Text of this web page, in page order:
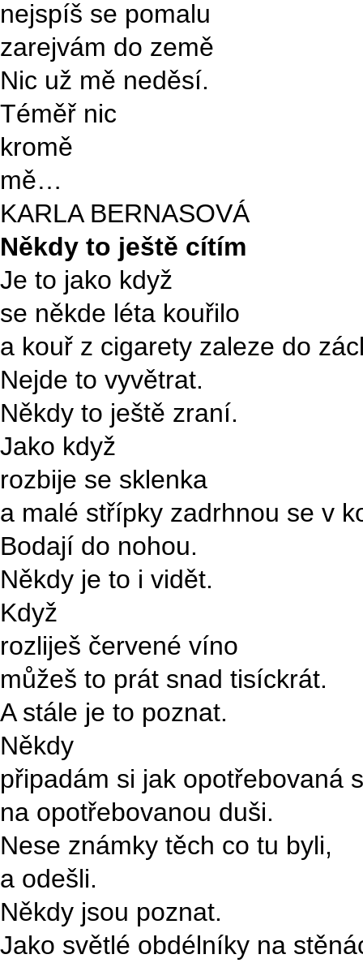
nejspíš se pomalu
zarejvám do země
Nic už mě neděsí.
Téměř nic
kromě
mě…
KARLA BERNASOVÁ
Někdy to ještě cítím
Je to jako když
se někde léta kouřilo
a kouř z cigarety zaleze do
Nejde to vyvětrat.
Někdy to ještě zraní.
Jako když
rozbije se sklenka
a malé střípky zadrhnou se v
Bodají do nohou.
Někdy je to i vidět.
Když
rozliješ červené víno
můžeš to prát snad tisíckrát.
A stále je to poznat.
Někdy
připadám si jak opotřebovaná
na opotřebovanou duši.
Nese známky těch co tu byli,
a odešli.
Někdy jsou poznat.
Jako světlé obdélníky na